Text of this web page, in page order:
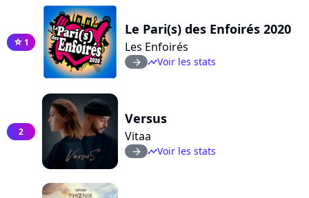
star 1
Le Pari(s) des Enfoirés 2020
Les Enfoirés
arrow_right timelineVoir les stats
2
Versus
Vitaa
arrow_right timelineVoir les stats